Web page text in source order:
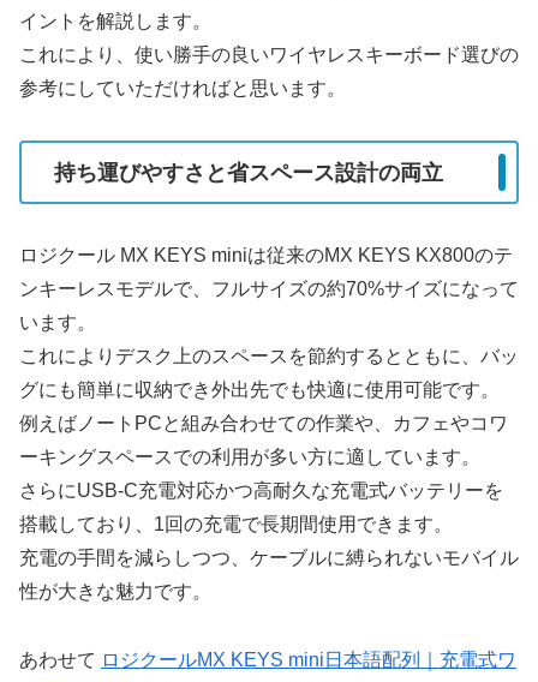
イントを解説します。
これにより、使い勝手の良いワイヤレスキーボード選びの
参考にしていただければと思います。
持ち運びやすさと省スペース設計の両立
ロジクール MX KEYS miniは従来のMX KEYS KX800のテ
ンキーレスモデルで、フルサイズの約70%サイズになって
います。
これによりデスク上のスペースを節約するとともに、バッ
グにも簡単に収納でき外出先でも快適に使用可能です。
例えばノートPCと組み合わせての作業や、カフェやコワ
ーキングスペースでの利用が多い方に適しています。
さらにUSB-C充電対応かつ高耐久な充電式バッテリーを
搭載しており、1回の充電で長期間使用できます。
充電の手間を減らしつつ、ケーブルに縛られないモバイル
性が大きな魅力です。
あわせて ロジクールMX KEYS mini日本語配列｜充電式ワ